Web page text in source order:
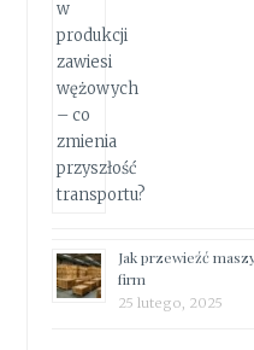
Jak przewieźć
firm
25 lutego, 2025